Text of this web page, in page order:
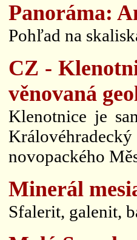
Panoráma:
Pohľad na
CZ -
věnovaná
Klenotnice je
novopackého
Minerál
Sfalerit, galenit,